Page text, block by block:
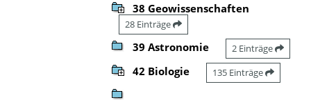
38 Geowissenschaften
28 Einträge
39 Astronomie 2 Einträge
42 Biologie 135 Einträge